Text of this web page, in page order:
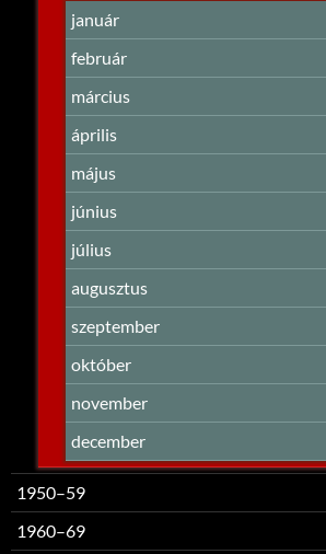
január
február
március
április
május
június
július
augusztus
szeptember
október
november
december
1950–59
1960–69